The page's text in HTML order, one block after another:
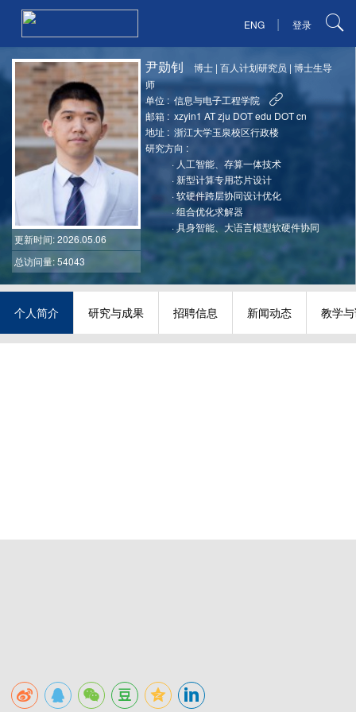
ENG | 登录
更新时间: 2026.05.06
总访问量: 54043
尹勋钊 博士 |百人计划研究员 |博士生导
师
单位 : 信息与电子工程学院
邮箱 : xzyin1 AT zju DOT edu DOT cn
地址 : 浙江大学玉泉校区行政楼
研究方向 :
· 人工智能、存算一体技术
·新型计算专用芯片设计
·软硬件跨层协同设计优化
·组合优化求解器
·具身智能、大语言模型软硬件协同
个人简介 研究与成果 招聘信息 新闻动态 教学